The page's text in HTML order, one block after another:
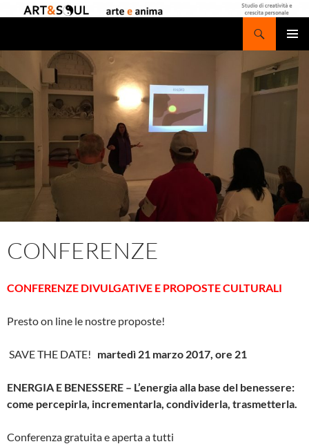
MENU
CONFERENZE
CONFERENZE DIVULGATIVE E PROPOSTE CULTURALI
Presto on line le nostre proposte!
SAVE THE DATE! martedì 21 marzo 2017, ore 21
ENERGIA E BENESSERE – L’energia alla base del benessere:
come percepirla, incrementarla, condividerla, trasmetterla.
Conferenza gratuita e aperta a tutti